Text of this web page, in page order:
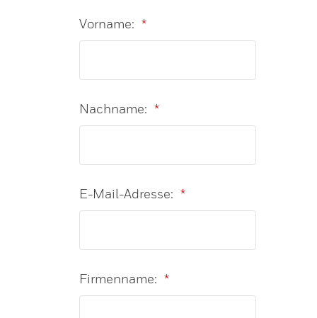
*
Vorname:
*
Nachname:
*
E-Mail-Adresse:
*
Firmenname: